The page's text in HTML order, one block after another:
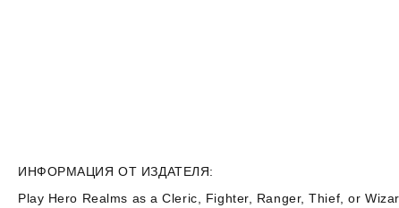
ИНФОРМАЦИЯ ОТ ИЗДАТЕЛЯ:
Play Hero Realms as aCleric Fighter, Ranger,Thief , or